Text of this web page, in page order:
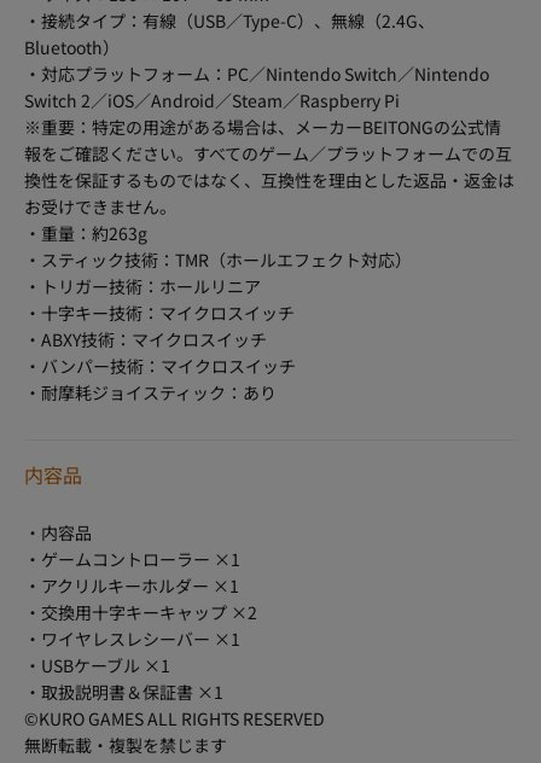
・接続タイプ：有線（USB／Type-C）、無線（2.4G、
Bluetooth）
・対応プラットフォーム：PC／Nintendo Switch／Nintendo
Switch 2／iOS／Android／Steam／Raspberry Pi
※重要：特定の用途がある場合は、メーカーBEITONGの公式情
報をご確認ください。すべてのゲーム／プラットフォームでの互
換性を保証するものではなく、互換性を理由とした返品・返金は
お受けできません。
・重量：約263g
・スティック技術：TMR（ホールエフェクト対応）
・トリガー技術：ホールリニア
・十字キー技術：マイクロスイッチ
・ABXY技術：マイクロスイッチ
・バンパー技術：マイクロスイッチ
・耐摩耗ジョイスティック：あり
内容品
・内容品
・ゲームコントローラー ×1
・アクリルキーホルダー ×1
・交換用十字キーキャップ ×2
・ワイヤレスレシーバー ×1
・USBケーブル ×1
・取扱説明書＆保証書 ×1
©KURO GAMES ALL RIGHTS RESERVED
無断転載・複製を禁じます